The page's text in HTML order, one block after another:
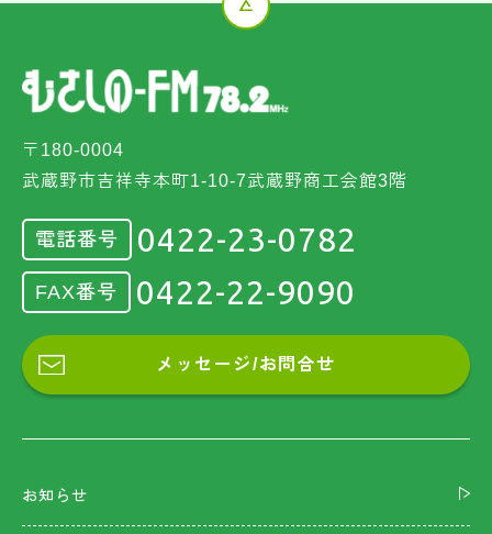
〒180-0004
武蔵野市吉祥寺本町1-10-7武蔵野商工会館3階
電話番号 0422-23-0782
FAX番号 0422-22-9090
メッセージ/お問合せ
お知らせ